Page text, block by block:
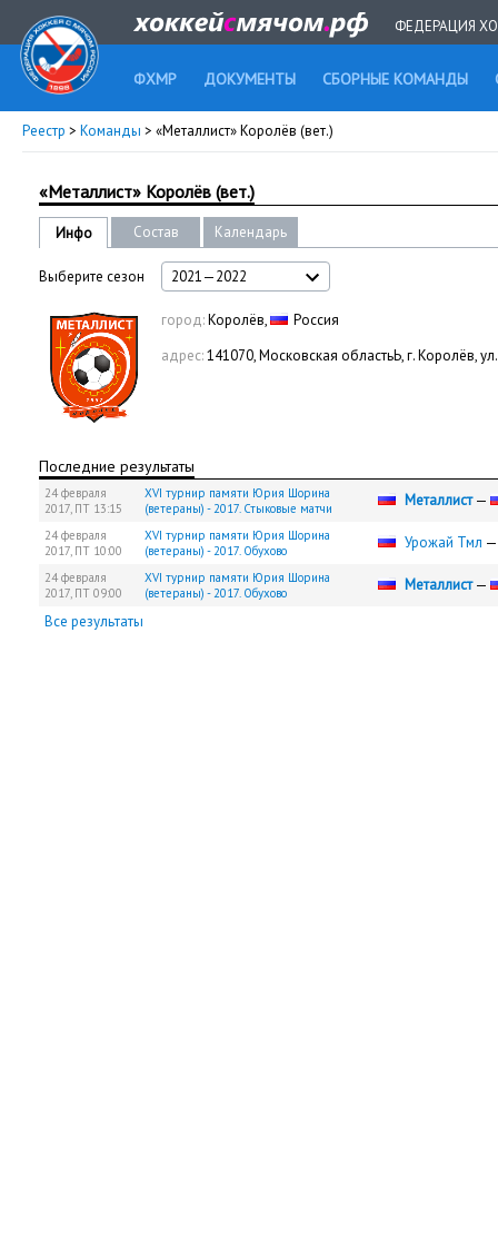
ФЕДЕРАЦИЯ
ФХМР ДОКУМЕНТЫ СБОРНЫЕ КОМАНДЫ
Реестр > Команды > «Металлист» Королёв (вет.)
«Металлист» Королёв (вет.)
Инфо Состав Календарь
Выберите сезон 2021—2022
город:Королёв,
Россия
адрес:141070, Московская областьЬ, г. Королёв,
Последние результаты
24 февраля
2017, ПТ 13:15
XVI турнир памяти Юрия Шорина
(ветераны) - 2017. Стыковые матчи
Металлист—
24 февраля
2017, ПТ 10:00
XVI турнир памяти Юрия Шорина
(ветераны) - 2017. Обухово
Урожай Тмл
24 февраля
2017, ПТ 09:00
XVI турнир памяти Юрия Шорина
(ветераны) - 2017. Обухово
Металлист—
Все результаты